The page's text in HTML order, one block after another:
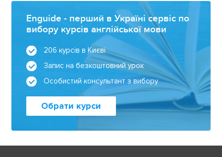
Enguide - перший в Україні сервіс по
вибору курсів англійської мови
206 курсів в Києві
Запис на безкоштовний урок
Особистий консультант з вибору
Обрати курси